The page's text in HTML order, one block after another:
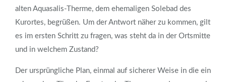
alten Aquasalis-Therme, dem ehemaligen Solebad des
Kurortes, begrüßen. Um der Antwort näher zu kommen, gilt
es im ersten Schritt zu fragen, was steht da in der Ortsmitte
und in welchem Zustand?
Der ursprüngliche Plan, einmal auf sicherer Weise in die ein